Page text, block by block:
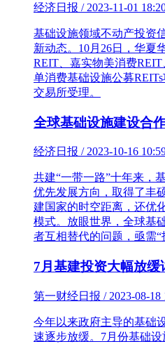
经济日报 / 2023-11-01
基础设施领域不动产投资
新动态。10月26日，华夏
REIT、嘉实物美消费
单消费基础设施公募
交易所受理。
全球基础设施建设合
经济日报 / 2023-10-16
共建“一带一路”十年来，
优先发展方向，取得了丰
建国家的时空距离，还优
模式。放眼世界，全球基
者互相替代的问题，亟需“
7月基建投资大幅放
第一财经日报 / 2023-08-18
今年以来政府主导的基础
速逐步放缓。7月份基础